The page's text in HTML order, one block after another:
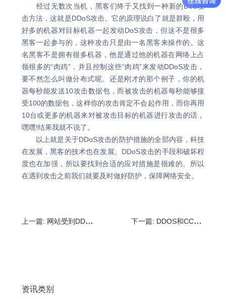
经过无数次当机，黑客们终于又找到一种新的DoS攻
击方法，这就是DDoS攻击。它的原理说白了就是群殴，用
好多的机器对目标机器一起发动DoS攻击，但这不是很多
黑客一起参与的，这种攻击只是由一名黑客来操作的。这
名黑客不是拥有很多机器，他是通过他的机器在网络上占
领很多的“肉鸡”，并且控制这些“肉鸡”来发动DDoS攻击，
要不然怎么叫做分布式呢。还是刚才的那个例子，你的机
器每秒能发送10攻击数据包，而被攻击的机器每秒能够接
受100的数据包，这样你的攻击肯定不会起作用，而你再用
10台或更多的机器来对被攻击目标的机器进行攻击的话，
嘿嘿!结果我就不说了。
以上就是关于DDoS攻击的防护措施的全部内容，科技
在发展，黑客的技术也在发展。DDoS攻击的手段和破坏程
度也在加强，所以要找到合适的应对措施是很难的。所以
在遇到攻击之前我们就要及时做好防护，保障网络安全。
上一篇: 网站受到DDOS攻击怎么办?面对DDOS攻击的处理方式 下一篇: DDOS和CC攻击的区别,如何做好CC和DDoS防御
资讯类别